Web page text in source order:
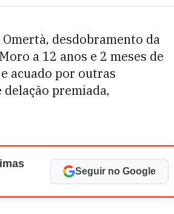
desdobramento da
a 12 anos e 2 meses de
acuado por outras
premiada,
Seguir no Google